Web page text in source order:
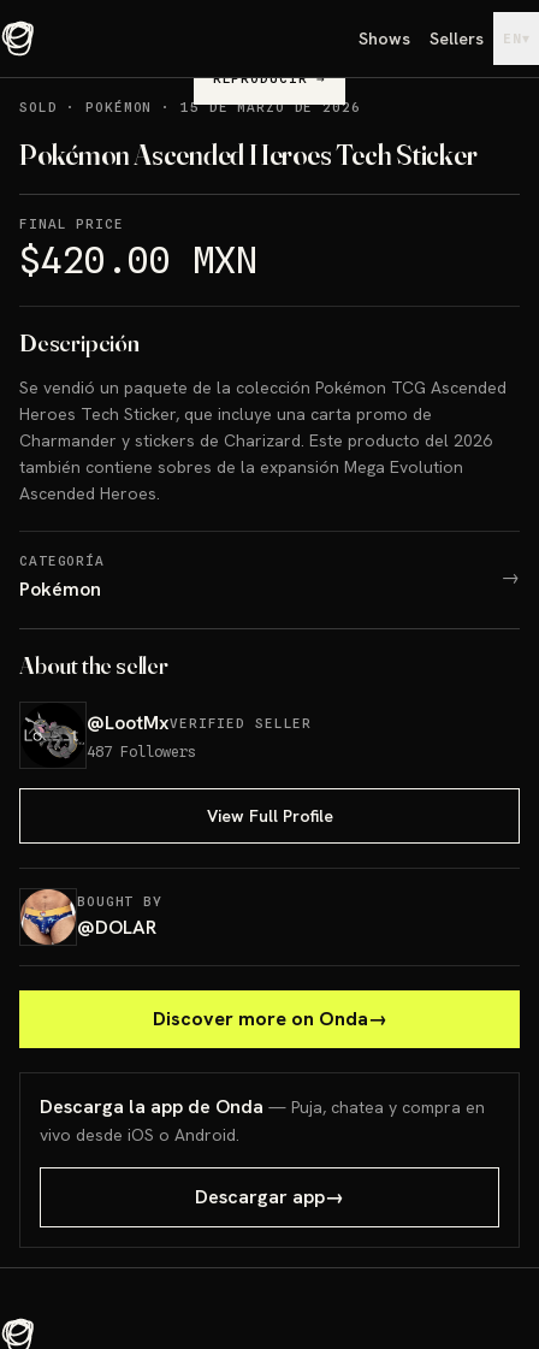
Shows Sellers EN ▾
REPRODUCIR→
SOLD
·POKÉMON · 15 DE MARZO DE 2026
Pokémon Ascended Heroes Tech Sticker
FINAL PRICE
$420.00 MXN
Descripción
Se vendió un paquete de la colección Pokémon TCG Ascended
Heroes Tech Sticker, que incluye una carta promo de
Charmander y stickers de Charizard. Este producto del 2026
también contiene sobres de la expansión Mega Evolution
Ascended Heroes.
CATEGORÍA
Pokémon →
About the seller
@LootMxVERIFIED SELLER
487 Followers
View Full Profile
BOUGHT BY
@DOLAR
Discover more on Onda→
Descarga la app de Onda — Puja, chatea y compra en
vivo desde iOS o Android.
Descargar app→